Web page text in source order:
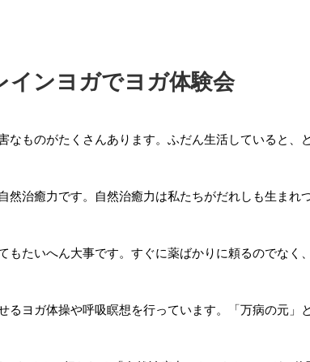
インヨガでヨガ体験会
ものがたくさんあります。ふだん生活していると
治癒力です。自然治癒力は私たちがだれしも生ま
たいへん大事です。すぐに薬ばかりに頼るのでな
ヨガ体操や呼吸瞑想を行っています。「万病の元